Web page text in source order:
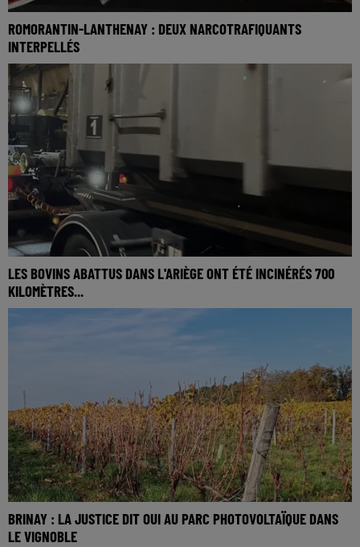
ROMORANTIN-LANTHENAY : DEUX NARCOTRAFIQUANTS
INTERPELLÉS
LES BOVINS ABATTUS DANS L'ARIÈGE ONT ÉTÉ INCINÉRÉS 700
KILOMÈTRES...
BRINAY : LA JUSTICE DIT OUI AU PARC PHOTOVOLTAÏQUE DANS
LE VIGNOBLE